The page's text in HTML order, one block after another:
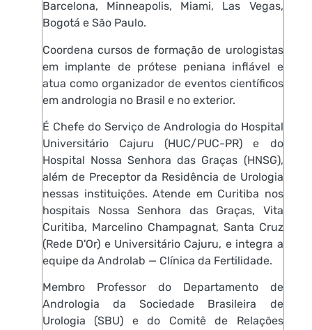
Barcelona, Minneapolis, Miami, Las Vegas,
Bogotá e São Paulo.
Coordena cursos de formação de urologistas
em implante de prótese peniana inflável e
atua como organizador de eventos científicos
em andrologia no Brasil e no exterior.
É Chefe do Serviço de Andrologia do Hospital
Universitário Cajuru (HUC/PUC-PR) e do
Hospital Nossa Senhora das Graças (HNSG),
além de Preceptor da Residência de Urologia
nessas instituições. Atende em Curitiba nos
hospitais Nossa Senhora das Graças, Vita
Curitiba, Marcelino Champagnat, Santa Cruz
(Rede D'Or) e Universitário Cajuru, e integra a
equipe da Androlab — Clínica da Fertilidade.
Membro Professor do Departamento de
Andrologia da Sociedade Brasileira de
Urologia (SBU) e do Comitê de Relações